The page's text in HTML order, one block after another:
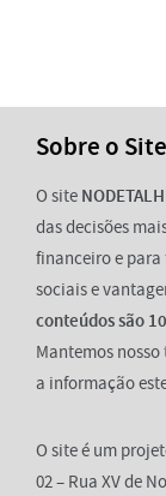
Sobre o Site
O site
das decisões
financeiro e para
sociais e
conteúdos são
Mantemos
a informação
O site é um
02 – Rua XV de